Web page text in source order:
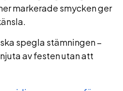
markerade smycken ger
spegla stämningen –
av festen utan att